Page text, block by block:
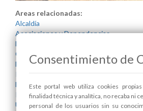
Areas relacionadas:
Alcaldía
Asociaciones y Dependencias
Bienestar Social
Contratación Pública
Eficiencia Energética
Infraestructuras y Servicios Públicos
Mayores
Parques y Jardines
Urbanismo
Consentimiento de
Este portal web utiliza cookies
finalidad técnica y analítica, no recaba ni
personal de los usuarios sin su